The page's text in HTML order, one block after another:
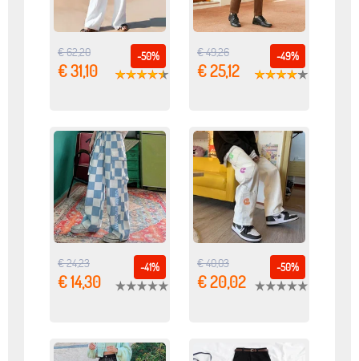
-50%
€ 62,20
€ 31,10
-49%
€ 49,26
€ 25,12
-41%
€ 24,23
€ 14,30
-50%
€ 40,03
€ 20,02